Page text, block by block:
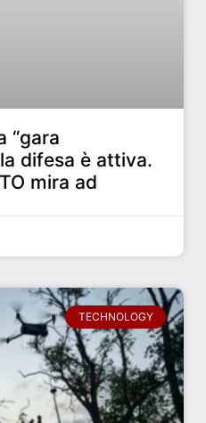
“gara
difesa è attiva.
mira ad
TECHNOLOGY